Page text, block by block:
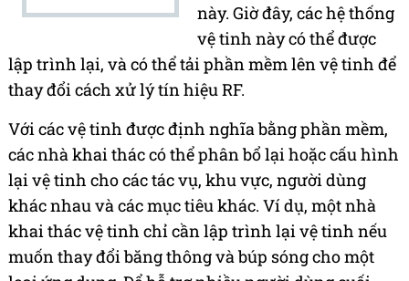
này. Giờ đây, các hệ thống
vệ tinh này có thể được
lập trình lại, và có thể tải phần mềm lên vệ tinh để
thay đổi cách xử lý tín hiệu RF.
Với các vệ tinh được định nghĩa bằng phần mềm,
các nhà khai thác có thể phân bổ lại hoặc cấu hình
lại vệ tinh cho các tác vụ, khu vực, người dùng
khác nhau và các mục tiêu khác. Ví dụ, một nhà
khai thác vệ tinh chỉ cần lập trình lại vệ tinh nếu
muốn thay đổi băng thông và búp sóng cho một